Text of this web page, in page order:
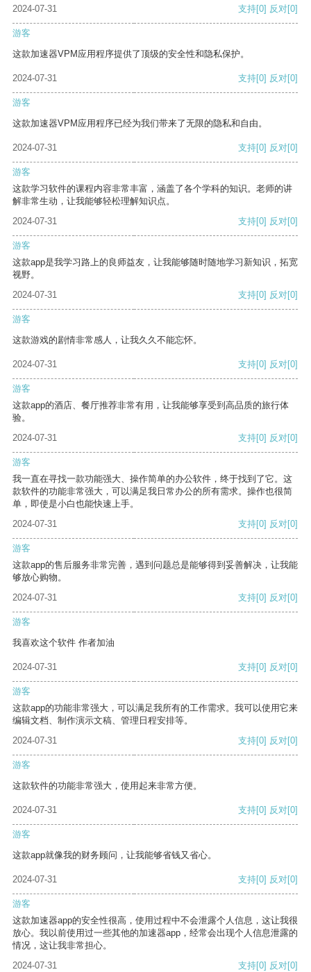
2024-07-31 支持[0] 反对[0]
游客
这款加速器VPM应用程序提供了顶级的安全性和隐私保护。
2024-07-31 支持[0] 反对[0]
游客
这款加速器VPM应用程序已经为我们带来了无限的隐私和自由。
2024-07-31 支持[0] 反对[0]
游客
这款学习软件的课程内容非常丰富，涵盖了各个学科的知识。老师的讲
解非常生动，让我能够轻松理解知识点。
2024-07-31
支持[0] 反对[0]
游客
这款app是我学习路上的良师益友，让我能够随时随地学习新知识，拓宽
视野。
2024-07-31
支持[0] 反对[0]
游客
这款游戏的剧情非常感人，让我久久不能忘怀。
2024-07-31 支持[0] 反对[0]
游客
这款app的酒店、餐厅推荐非常有用，让我能够享受到高品质的旅行体
验。
2024-07-31
支持[0] 反对[0]
游客
我一直在寻找一款功能强大、操作简单的办公软件，终于找到了它。这
款软件的功能非常强大，可以满足我日常办公的所有需求。操作也很简
单，即使是小白也能快速上手。
2024-07-31
支持[0] 反对[0]
游客
这款app的售后服务非常完善，遇到问题总是能够得到妥善解决，让我能
够放心购物。
2024-07-31
支持[0] 反对[0]
游客
我喜欢这个软件 作者加油
2024-07-31 支持[0] 反对[0]
游客
这款app的功能非常强大，可以满足我所有的工作需求。我可以使用它来
编辑文档、制作演示文稿、管理日程安排等。
2024-07-31
支持[0] 反对[0]
游客
这款软件的功能非常强大，使用起来非常方便。
2024-07-31 支持[0] 反对[0]
游客
这款app就像我的财务顾问，让我能够省钱又省心。
2024-07-31 支持[0] 反对[0]
游客
这款加速器app的安全性很高，使用过程中不会泄露个人信息，这让我很
放心。我以前使用过一些其他的加速器app，经常会出现个人信息泄露的
情况，这让我非常担心。
2024-07-31
支持[0] 反对[0]